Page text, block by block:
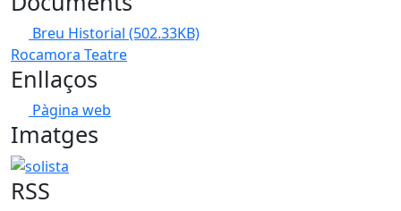
Breu Historial (502.33KB)
Rocamora Teatre
Enllaços
Pàgina web
Imatges
solista
RSS